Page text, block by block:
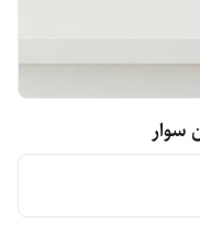
سوار